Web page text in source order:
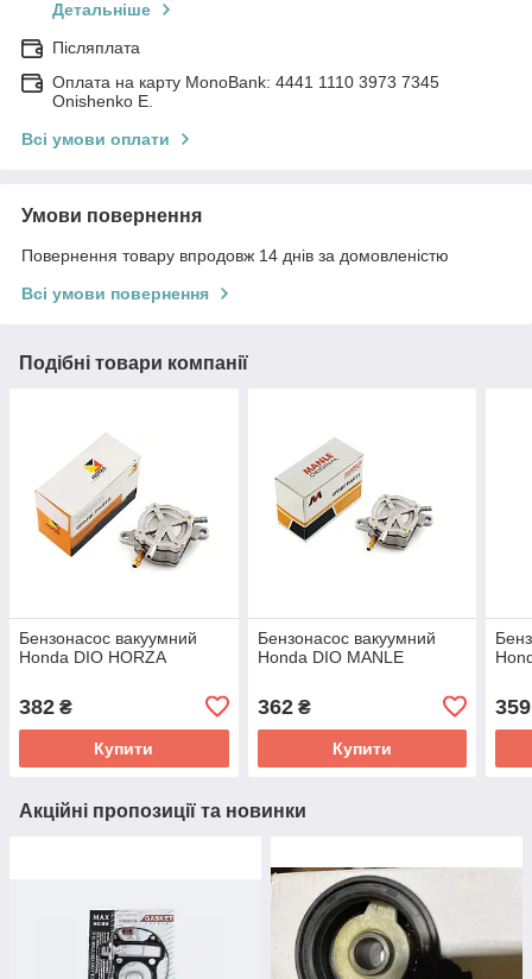
Детальніше
Післяплата
Оплата на карту MonoBank: 4441 1110 3973 7345
Onishenko E.
Всі умови оплати
Умови повернення
Повернення товару впродовж 14 днів за домовленістю
Всі умови повернення
Подібні товари компанії
Бензонасос вакуумний
Honda DIO HORZA
382 ₴
Купити
Бензонасос вакуумний
Honda DIO MANLE
362₴
Купити
359
Акційні пропозиції та новинки